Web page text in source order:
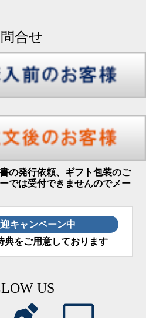
合せ
の発行依頼、ギフト包装のご
では受付できませんのでメー
キャンペーン中
典をご用意しております
US